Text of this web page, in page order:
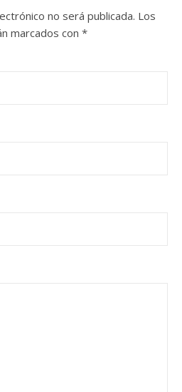
no será publicada. Los
marcados con *